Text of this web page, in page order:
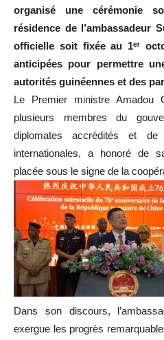
organisé une cérémonie
résidence de l’ambassadeur
officielle soit fixée au 1ᵉʳ
anticipées pour permettre
autorités guinéennes et des
Le Premier ministre Amadou
plusieurs membres du
diplomates accrédités et de
internationales, a honoré de
placée sous le signe de la
Dans son discours,
exergue les progrès